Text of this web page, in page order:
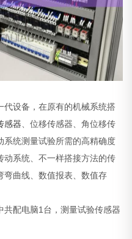
代设备，在原有的机械系统搭
感器、位移传感器、角位移传
系统测量试验所需的高精确度
动系统、不一样搭接方法的传
弯曲线、数值报表、数值存
配电脑1台，测量试验传感器